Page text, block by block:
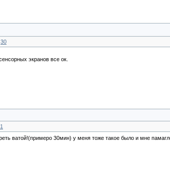
30
экранов все ок.
ватой!(примеро 30мин) у меня тоже такое было и мне